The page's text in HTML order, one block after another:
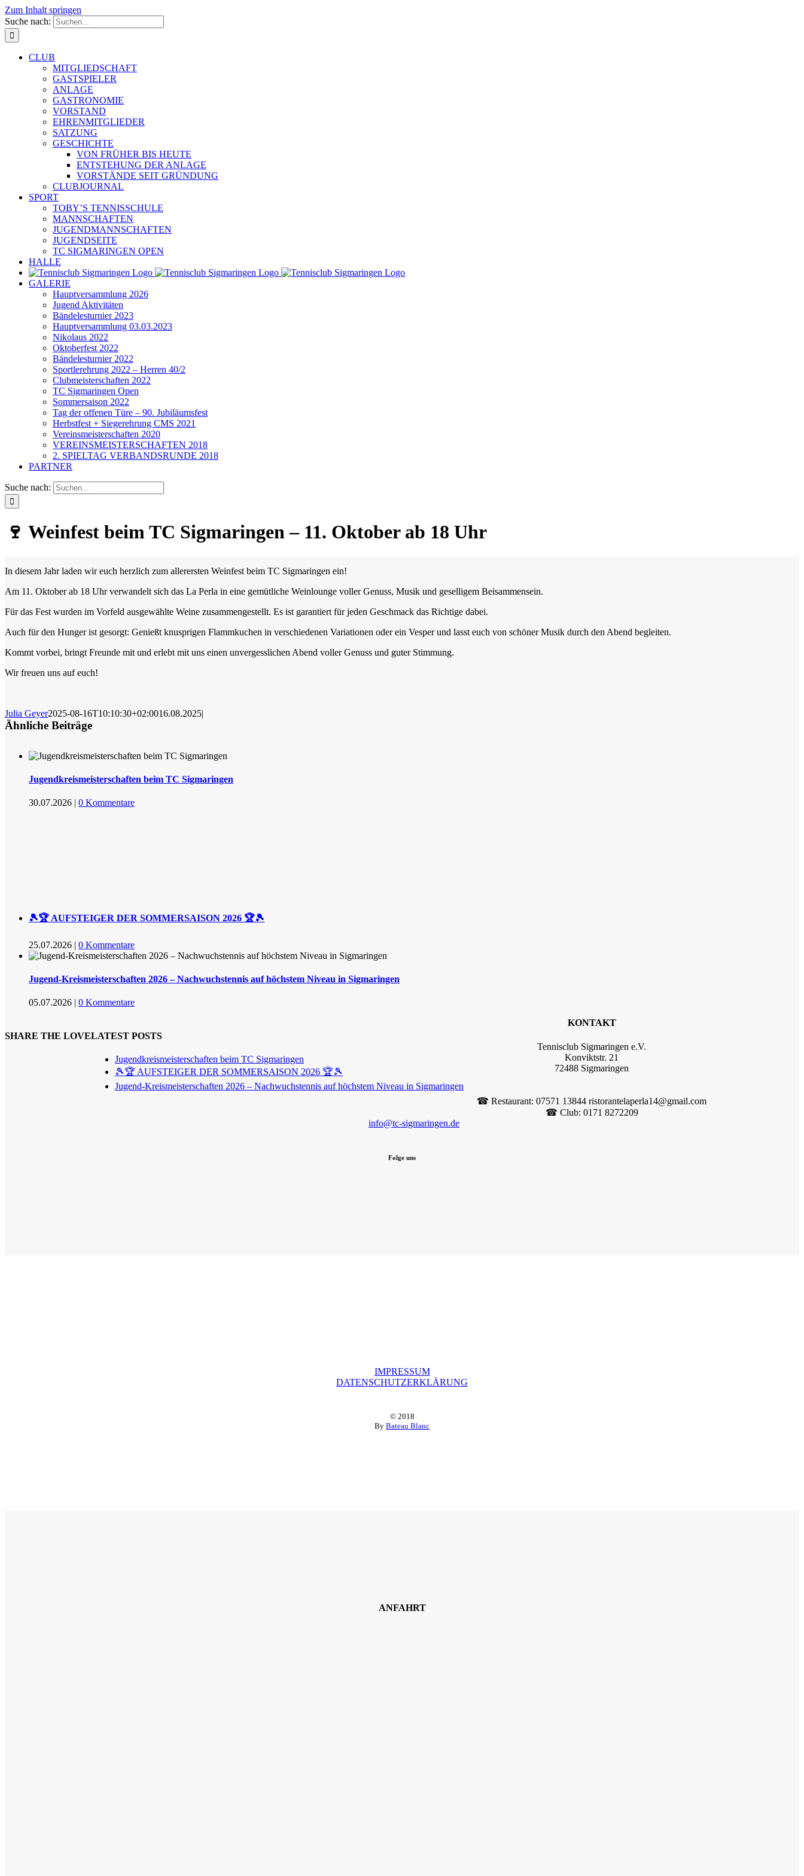
Zum Inhalt springen
Suche nach:
CLUB
MITGLIEDSCHAFT
GASTSPIELER
ANLAGE
GASTRONOMIE
VORSTAND
EHRENMITGLIEDER
SATZUNG
GESCHICHTE
VON FRÜHER BIS HEUTE
ENTSTEHUNG DER ANLAGE
VORSTÄNDE SEIT GRÜNDUNG
CLUBJOURNAL
SPORT
TOBY’S TENNISSCHULE
MANNSCHAFTEN
JUGENDMANNSCHAFTEN
JUGENDSEITE
TC SIGMARINGEN OPEN
HALLE
GALERIE
Hauptversammlung 2026
Jugend Aktivitäten
Bändelesturnier 2023
Hauptversammlung 03.03.2023
Nikolaus 2022
Oktoberfest 2022
Bändelesturnier 2022
Sportlerehrung 2022 – Herren 40/2
Clubmeisterschaften 2022
TC Sigmaringen Open
Sommersaison 2022
Tag der offenen Türe – 90. Jubiläumsfest
Herbstfest + Siegerehrung CMS 2021
Vereinsmeisterschaften 2020
VEREINSMEISTERSCHAFTEN 2018
2. SPIELTAG VERBANDSRUNDE 2018
PARTNER
Suche nach:
🍷 Weinfest beim TC Sigmaringen – 11. Oktober ab 18 Uhr
In diesem Jahr laden wir euch herzlich zum allerersten Weinfest beim TC Sigmaringen ein!
Am 11. Oktober ab 18 Uhr verwandelt sich das La Perla in eine gemütliche Weinlounge voller Genuss, Musik und geselligem Beisammensein.
Für das Fest wurden im Vorfeld ausgewählte Weine zusammengestellt. Es ist garantiert für jeden Geschmack das Richtige dabei.
Auch für den Hunger ist gesorgt: Genießt knusprigen Flammkuchen in verschiedenen Variationen oder ein Vesper und lasst euch von schöner Musik durch den Abend begleiten.
Kommt vorbei, bringt Freunde mit und erlebt mit uns einen unvergesslichen Abend voller Genuss und guter Stimmung.
Wir freuen uns auf euch!
Julia Geyer2025-08-16T10:10:30+02:0016.08.2025|
Ähnliche Beiträge
Jugendkreismeisterschaften beim TC Sigmaringen
30.07.2026 | 0 Kommentare
🎾🏆 AUFSTEIGER DER SOMMERSAISON 2026 🏆🎾
25.07.2026 | 0 Kommentare
Jugend-Kreismeisterschaften 2026 – Nachwuchstennis auf höchstem Niveau in Sigmaringen
05.07.2026 0 Kommentare
SHARE THE LOVELATEST POSTS
Jugendkreismeisterschaften beim TC Sigmaringen
🎾🏆 AUFSTEIGER DER SOMMERSAISON 2026 🏆🎾
Jugend-Kreismeisterschaften 2026 – Nachwuchstennis auf höchstem Niveau in Sigmaringen
KONTAKT
Tennisclub Sigmaringen e.V.
Konviktstr. 21
72488 Sigmaringen
☎︎ Restaurant: 07571 13844 ristorantelaperla14@gmail.com
☎︎ Club: 0171 8272209
info@tc-sigmaringen.de
Folge uns
IMPRESSUM
DATENSCHUTZERKLÄRUNG
© 2018
By Bateau Blanc
ANFAHRT